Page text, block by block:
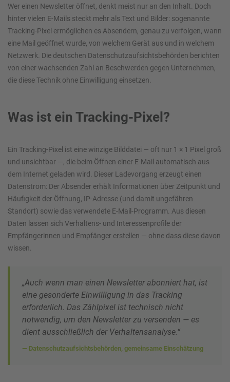
Wer einen Newsletter öffnet, denkt meist nur an den Inhalt. Doch
hinter vielen E-Mails steckt mehr als Text und Bilder: sogenannte
Tracking-Pixel ermöglichen es Absendern, genau zu verfolgen, wann
eine Mail geöffnet wurde, von welchem Gerät aus und in welchem
Netzwerk. Die deutschen Datenschutzaufsichtsbehörden berichten
von einer wachsenden Zahl an Beschwerden gegen Unternehmen,
die diese Technik ohne Einwilligung einsetzen.
Was ist ein Tracking-Pixel?
Ein Tracking-Pixel ist eine winzige Bilddatei — oft nur 1 × 1 Pixel groß
und unsichtbar —, die beim Öffnen einer E-Mail automatisch aus
dem Internet geladen wird. Dieser Ladevorgang erzeugt einen
Datenstrom: Der Absender erhält Informationen über Zeitpunkt und
Häufigkeit der Öffnung, IP-Adresse (und damit ungefähren
Standort) sowie das verwendete E-Mail-Programm. Aus diesen
Daten lassen sich Verhaltens- und Interessenprofile der
Empfängerinnen und Empfänger erstellen — ohne dass diese davon
wissen.
„Auch wenn man einen Newsletter abonniert hat, ist
eine gesonderte Einwilligung in das Tracking
erforderlich. Das Zählpixel ist technisch nicht
notwendig, um den Newsletter zu versenden — es
dient ausschließlich der Verhaltensanalyse.“
— Datenschutzaufsichtsbehörden, gemeinsame Einschätzung